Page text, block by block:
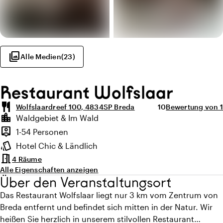
photo_libraryAlle Medien(23)
Restaurant Wolfslaar
restaurant Wolfslaardreef 100, 4834SP Breda Durchschnittliche
10Anzahl der
Bewertung von 1
Highlights
location_city
Lage und Umgebung
Waldgebiet & Im Wald
person_pin
Kapazität
1-54 Personen
style
Ambiente
Hotel Chic & Ländlich
meeting_room4 Räume
Alle Eigenschaften anzeigen
Über den Veranstaltungsort
Das Restaurant Wolfslaar liegt nur 3 km vom Zentrum von
Breda entfernt und befindet sich mitten in der Natur. Wir
heißen Sie herzlich in unserem stilvollen Restaurant